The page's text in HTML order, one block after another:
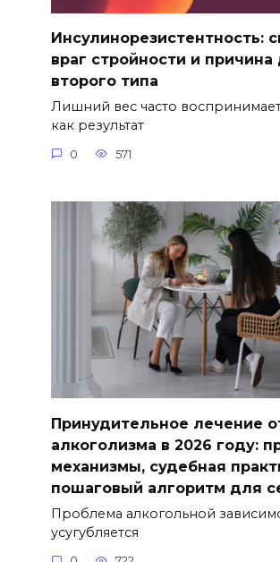
Инсулинорезистентность:
враг стройности и причина
второго типа
Лишний вес часто
как результат
0 571
Принудительное лечение
алкоголизма в 2026 году:
механизмы, судебная
пошаговый алгоритм для
Проблема алкогольной
усугубляется